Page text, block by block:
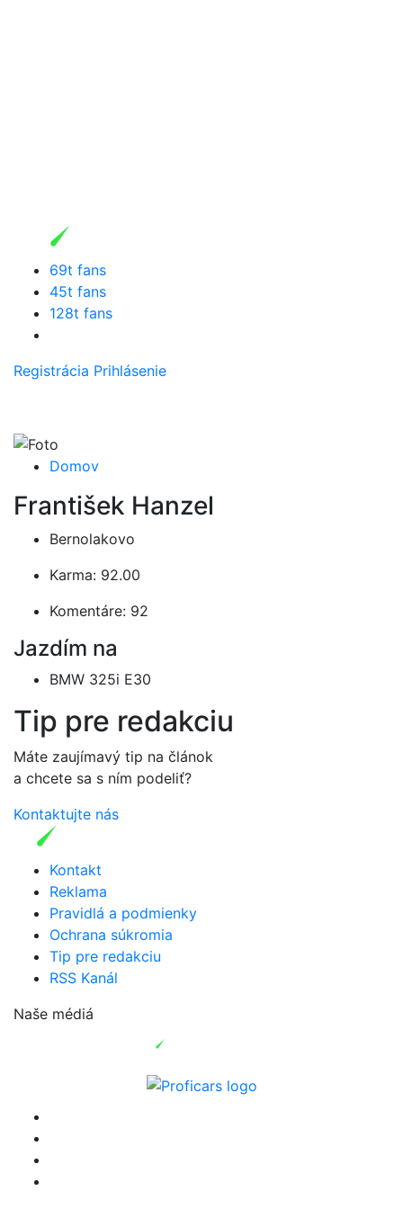
69t fans
45t fans
128t fans
Registrácia Prihlásenie
Domov
František Hanzel
Bernolakovo
Karma: 92.00
Komentáre: 92
Jazdím na
BMW 325i E30
Tip pre redakciu
Máte zaujímavý tip na článok
a chcete sa s ním podeliť?
Kontaktujte nás
Kontakt
Reklama
Pravidlá a podmienky
Ochrana súkromia
Tip pre redakciu
RSS Kanál
Naše médiá